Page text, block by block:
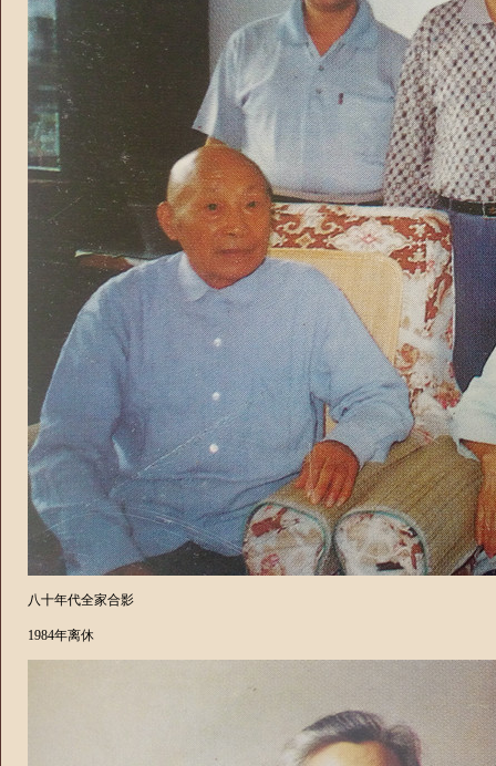
八十年代全家合影
1984年离休